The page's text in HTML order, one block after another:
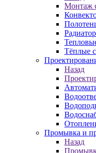
Монтаж
Тёплые
Назад
Промывка и
Назад